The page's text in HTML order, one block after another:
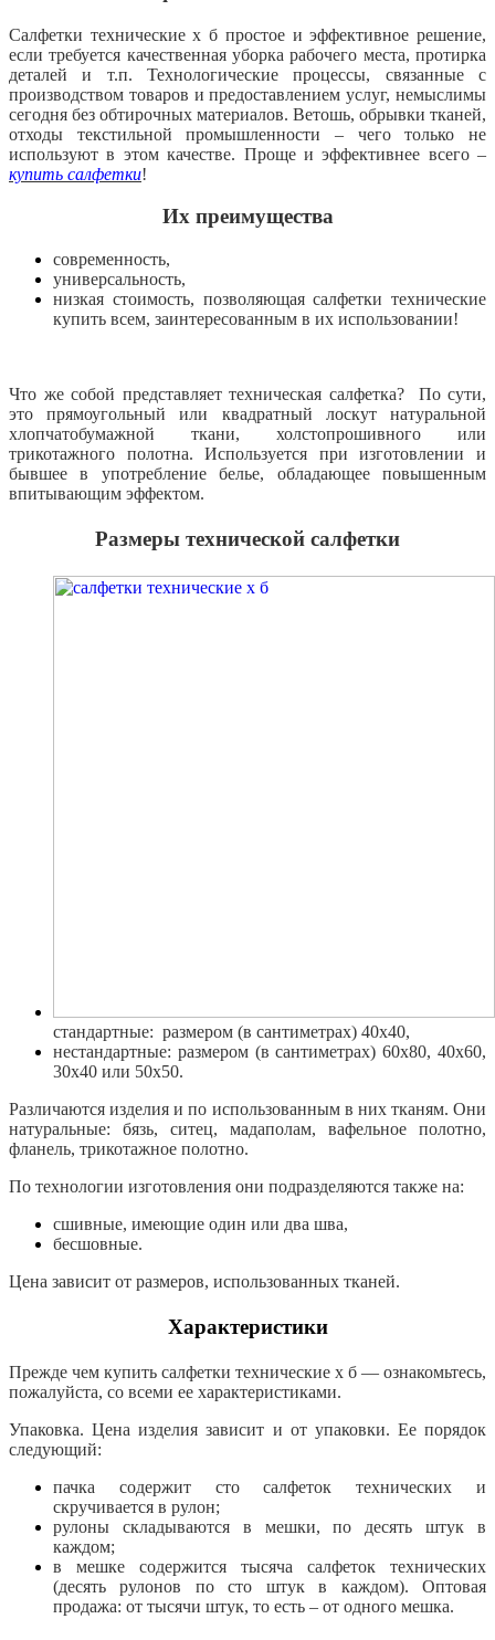
Салфетки технические х б простое и эффективное решение,
если требуется качественная уборка рабочего места, протирка
деталей и т.п. Технологические процессы, связанные с
производством товаров и предоставлением услуг, немыслимы
сегодня без обтирочных материалов. Ветошь, обрывки тканей,
отходы текстильной промышленности – чего только не
используют в этом качестве. Проще и эффективнее всего –
купить салфетки!
Их преимущества
современность,
универсальность,
низкая стоимость, позволяющая салфетки технические
купить всем, заинтересованным в их использовании!
Что же собой представляет техническая салфетка? По сути,
это прямоугольный или квадратный лоскут натуральной
хлопчатобумажной ткани, холстопрошивного или
трикотажного полотна. Используется при изготовлении и
бывшее в употребление белье, обладающее повышенным
впитывающим эффектом.
Размеры технической салфетки
стандартные: размером (в сантиметрах) 40х40,
нестандартные: размером (в сантиметрах) 60х80, 40х60,
30х40 или 50х50.
Различаются изделия и по использованным в них тканям. Они
натуральные: бязь, ситец, мадаполам, вафельное полотно,
фланель, трикотажное полотно.
По технологии изготовления они подразделяются также на:
сшивные, имеющие один или два шва,
бесшовные.
Цена зависит от размеров, использованных тканей.
Характеристики
Прежде чем купить салфетки технические х б — ознакомьтесь,
пожалуйста, со всеми ее характеристиками.
Упаковка. Цена изделия зависит и от упаковки. Ее порядок
следующий:
пачка содержит сто салфеток технических и
скручивается в рулон;
рулоны складываются в мешки, по десять штук в
каждом;
в мешке содержится тысяча салфеток технических
(десять рулонов по сто штук в каждом). Оптовая
продажа: от тысячи штук, то есть – от одного мешка.